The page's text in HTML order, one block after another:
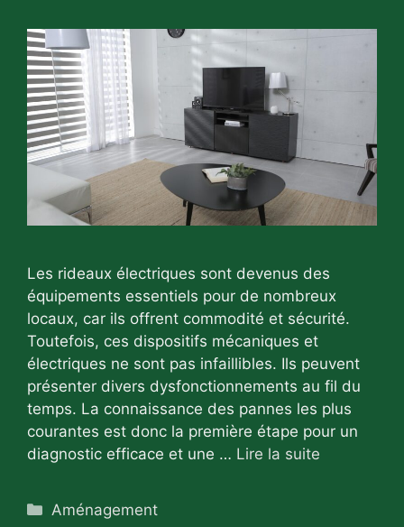
Les rideaux électriques sont devenus des
équipements essentiels pour de nombreux
locaux, car ils offrent commodité et sécurité.
Toutefois, ces dispositifs mécaniques et
électriques ne sont pas infaillibles. Ils peuvent
présenter divers dysfonctionnements au fil du
temps. La connaissance des pannes les plus
courantes est donc la première étape pour un
diagnostic efficace et une … Lire la suite
Catégories
Aménagement